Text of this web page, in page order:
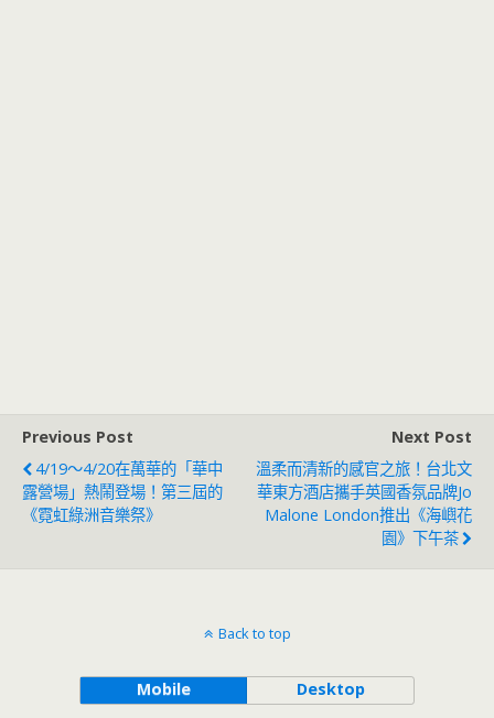
Previous Post
4/19～4/20在萬華的「華中
露營場」熱鬧登場！第三屆的
《霓虹綠洲音樂祭》
Next Post
溫柔而清新的感官之旅！台北文
華東方酒店攜手英國香氛品牌Jo
Malone London推出《海嶼花
園》下午茶
Back to top
Mobile Desktop